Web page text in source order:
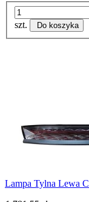
szt. Do koszyka
Lampa Tylna Lewa